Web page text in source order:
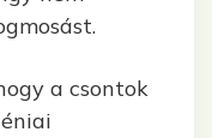
a csontok